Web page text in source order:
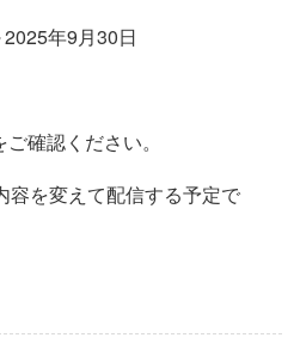
年9月30日
確認ください。
容を変えて配信する予定で